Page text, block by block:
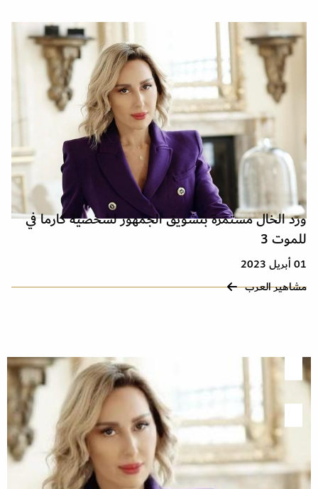
ورد الخال مستمرة بتشويق الجمهور لشخصية كارما في
للموت 3
01 أبريل 2023
مشاهير العرب